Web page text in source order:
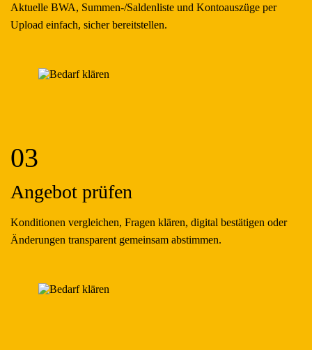
Aktuelle BWA, Summen-/Saldenliste und Kontoauszüge per
Upload einfach, sicher bereitstellen.
03
Angebot prüfen
Konditionen vergleichen, Fragen klären, digital bestätigen oder
Änderungen transparent gemeinsam abstimmen.